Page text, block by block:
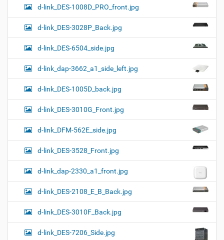
d-link_DES-1008D_PRO_front.jpg
d-link_DES-3028P_Back.jpg
d-link_DES-6504_side.jpg
d-link_dap-3662_a1_side_left.jpg
d-link_DES-1005D_back.jpg
d-link_DES-3010G_Front.jpg
d-link_DFM-562E_side.jpg
d-link_DES-3528_Front.jpg
d-link_dap-2330_a1_front.jpg
d-link_DES-2108_E_B_Back.jpg
d-link_DES-3010F_Back.jpg
d-link_DES-7206_Side.jpg